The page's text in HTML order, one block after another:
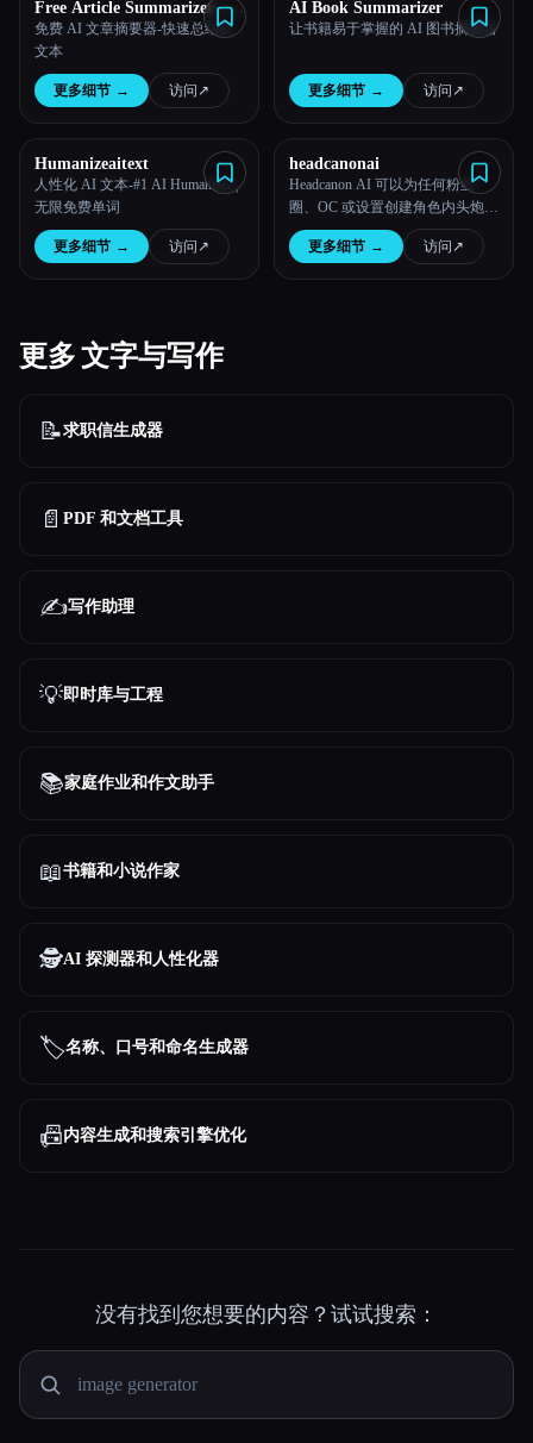
Free Article Summarizer –
Get the Insights with
Powerful AI
免费 AI 文章摘要器-快速总结长
文本
更多细节 → 访问 ↗︎
AI Book Summarizer
让书籍易于掌握的 AI 图书摘要器
更多细节 → 访问 ↗︎
Humanizeaitext
人性化 AI 文本-#1 AI Humanizer |
无限免费单词
更多细节 → 访问 ↗︎
headcanonai
Headcanon AI 可以为任何粉丝
圈、OC 或设置创建角色内头炮、
场景和提示——快速、细致入微
且创意无穷无尽。
更多细节 → 访问 ↗︎
更多 文字与写作
📝求职信生成器
📄 PDF 和文档工具
✍️写作助理
💡即时库与工程
📚家庭作业和作文助手
📖书籍和小说作家
🕵️AI 探测器和人性化器
🏷️名称、口号和命名生成器
📠内容生成和搜索引擎优化
没有找到您想要的内容？试试搜索：